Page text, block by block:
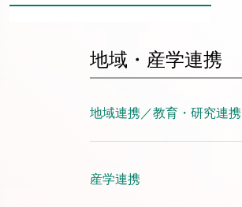
地域・産学連携
地域連携／教育・研究連携
産学連携